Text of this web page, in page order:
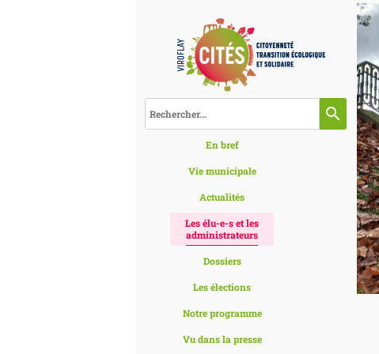
En bref
Vie municipale
Actualités
Les élu-e-s et les
administrateurs
Dossiers
Les élections
Notre programme
Vu dans la presse
search